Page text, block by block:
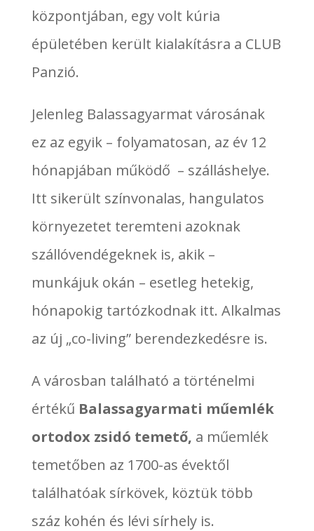
központjában, egy volt kúria
épületében került kialakításra a CLUB
Panzió.
Jelenleg Balassagyarmat városának
ez az egyik – folyamatosan, az év 12
hónapjában működő – szálláshelye.
Itt sikerült színvonalas, hangulatos
környezetet teremteni azoknak
szállóvendégeknek is, akik –
munkájuk okán – esetleg hetekig,
hónapokig tartózkodnak itt. Alkalmas
az új „co-living” berendezkedésre is.
A városban található a történelmi
értékű Balassagyarmati műemlék
ortodox zsidó temető, a műemlék
temetőben az 1700-as évektől
találhatóak sírkövek, köztük több
száz kohén és lévi sírhely is.